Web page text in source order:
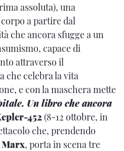
assoluta), una
a partire dal
che ancora sfugge a un
capace di
attraverso il
che celebra la vita
e con la maschera mette
Un libro che ancora
452(8-12 ottobre, in
che, prendendo
, porta in scena tre